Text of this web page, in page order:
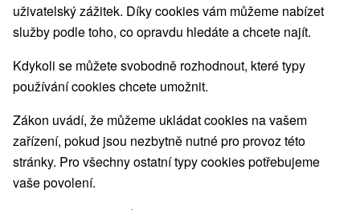
Vyberte lokalitu nebo termín
Nejprodávanější
1.
uživatelský zážitek. Díky cookies vám můžeme nabízet
služby podle toho, co opravdu hledáte a chcete najít.
Kdykoli se můžete svobodně rozhodnout, které typy
používání cookies chcete umožnit.
Zákon uvádí, že můžeme ukládat cookies na vašem
zařízení, pokud jsou nezbytně nutné pro provoz této
stránky. Pro všechny ostatní typy cookies potřebujeme
vaše povolení.